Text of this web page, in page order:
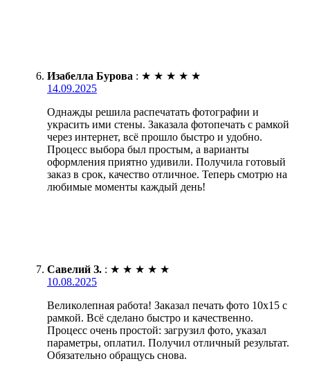
Изабелла Бурова : ★ ★ ★ ★ ★
14.09.2025
Однажды решила распечатать фотографии и
украсить ими стены. Заказала фотопечать с рамкой
через интернет, всё прошло быстро и удобно.
Процесс выбора был простым, а варианты
оформления приятно удивили. Получила готовый
заказ в срок, качество отличное. Теперь смотрю на
любимые моменты каждый день!
Савелий З. : ★ ★ ★ ★ ★
10.08.2025
Великолепная работа! Заказал печать фото 10х15 с
рамкой. Всё сделано быстро и качественно.
Процесс очень простой: загрузил фото, указал
параметры, оплатил. Получил отличный результат.
Обязательно обращусь снова.